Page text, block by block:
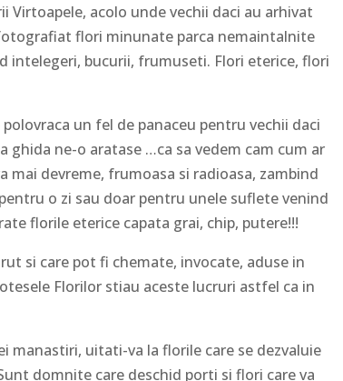
acolo unde vechii daci au arhivat
flori minunate parca nemaintalnite
intelegeri, bucurii, frumuseti. Flori eterice, flori
un fel de panaceu pentru vechii daci
ghida ne-o aratase …ca sa vedem cam cum ar
devreme, frumoasa si radioasa, zambind
o zi sau doar pentru unele suflete venind
florile eterice capata grai, chip, putere!!!
si care pot fi chemate, invocate, aduse in
Florilor stiau aceste lucruri astfel ca in
manastiri, uitati-va la florile care se dezvaluie
domnite care deschid porti si flori care va